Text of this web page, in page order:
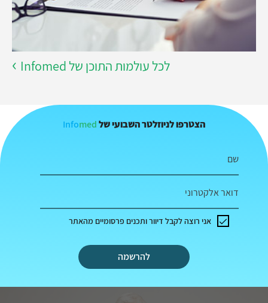
לכל עולמות התוכן של Infomed
הצטרפו לניוזלטר השבועי של Infomed
שם
דואר אלקטרוני
להרשמה
אני רוצה לקבל דיוור ותכנים פרסומיים מהאתר